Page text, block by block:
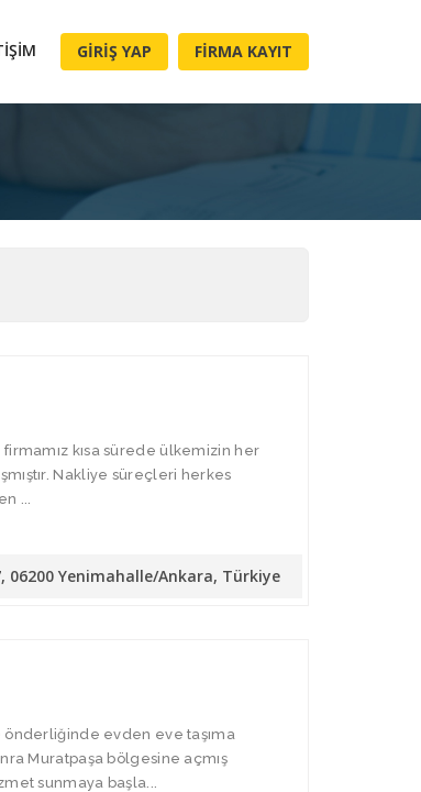
GIRIŞ YAP FIRMA KAYIT
kısa sürede ülkemizin her
Nakliye süreçleri herkes
...
06200 Yenimahalle/Ankara, Türkiye
önderliğinde evden eve taşıma
Muratpaşa bölgesine açmış
sunmaya başla...